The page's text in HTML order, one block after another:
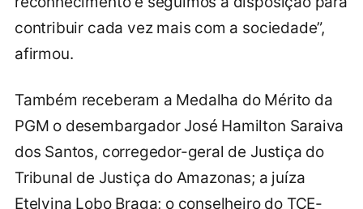
contribuir cada vez mais com a sociedade”,
afirmou.
Também receberam a Medalha do Mérito da
PGM o desembargador José Hamilton Saraiva
dos Santos, corregedor-geral de Justiça do
Tribunal de Justiça do Amazonas; a juíza
Etelvina Lobo Braga; o conselheiro do TCE-